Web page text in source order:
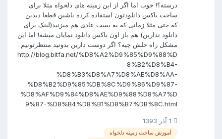
درسته؟! خوب اما اگر از این زمینه های دلخواه مثلا برای
ساخت باکس دانلودتون استفاده کرده باشین قطعا دیدین
که حتی مثلا زمانی که یه پست عادی هم میزنید(لینک برای
دانلود ندارین) هم باز اون باکس دانلود نمایان میشه! اما این
مشکل راه حلش چیه؟ اگر دوست دارین بدونید منتظرتونیم :
http://blog.bitfa.net/%D8%A2%D9%85%D9%88%D
8%B2%D8%B4-
%D8%B3%D8%A7%D8%AE%D8%AA-
%D8%B2%D9%85%DB%8C%D9%86%D9%87-
%D8%AF%D9%84%D8%AE%D9%88%D8%A7%D
9%87-%D8%B4%D8%B1%D8%B7%DB%8C.html
1 آذر 1393
آموزش ساخت زمینه دلخواه